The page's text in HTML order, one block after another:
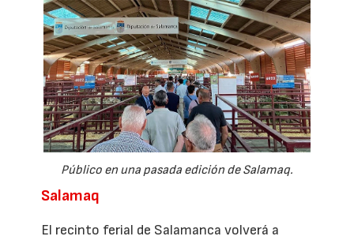
Público en una pasada edición de Salamaq.
Salamaq
El recinto ferial de Salamanca volverá a